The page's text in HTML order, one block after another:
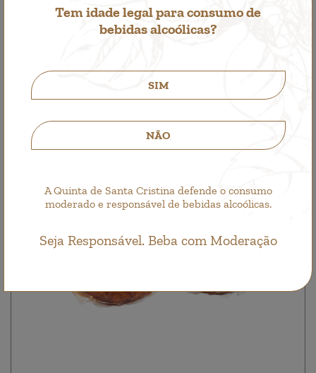
Tem idade legal para consumo de
bebidas alcoólicas?
SIM
NÃO
A Quinta de Santa Cristina defende o consumo
moderado e responsável de bebidas alcoólicas.
Seja Responsável. Beba com Moderação
9,50€